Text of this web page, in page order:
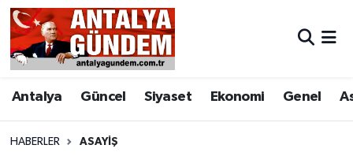
Antalya Güncel Siyaset Ekonomi Genel
HABERLER ASAYIŞ
Antalya
Asayiş
Bilim & Teknoloji
Antalya Nöbetçi Eczaneler
Antalya Hava Durumu
Antalya Namaz Vakitleri